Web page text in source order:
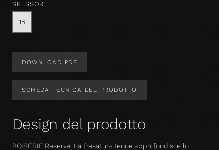
SPESSORE
16
DOWNLOAD PDF
SCHEDA TECNICA DEL PRODOTTO
Design del prodotto
BOISERIE Reserve: La fresatura tenue approfondisce lo